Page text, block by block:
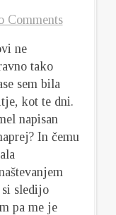
Comments
tako
sem bila
kot te dni.
napisan
In čemu
sledijo
pa me je